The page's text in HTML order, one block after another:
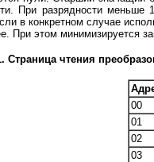
При разрядности
в конкретном случае
При этом минимизируется
Страница чтения
00
01
02
03